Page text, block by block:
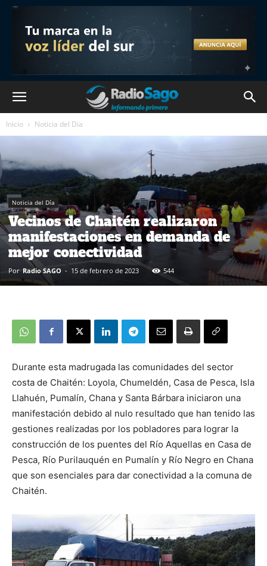
Inicio Noticia del Día
Noticia del Día
Vecinos de Chaitén realizaron
manifestaciones en demanda de
mejor conectividad
Por Radio SAGO - 15 de febrero de 2023 544
Durante esta madrugada las comunidades del sector
costa de Chaitén: Loyola, Chumeldén, Casa de Pesca, Isla
Llahuén, Pumalín, Chana y Santa Bárbara iniciaron una
manifestación debido al nulo resultado que han tenido las
gestiones realizadas por los pobladores para lograr la
construcción de los puentes del Río Aquellas en Casa de
Pesca, Río Purilauquén en Pumalín y Río Negro en Chana
que son esenciales para dar conectividad a la comuna de
Chaitén.